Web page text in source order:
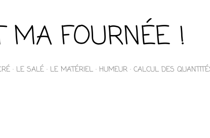
MA FOURNÉE !
LE SALÉ LE MATÉRIEL HUMEUR CALCUL DES